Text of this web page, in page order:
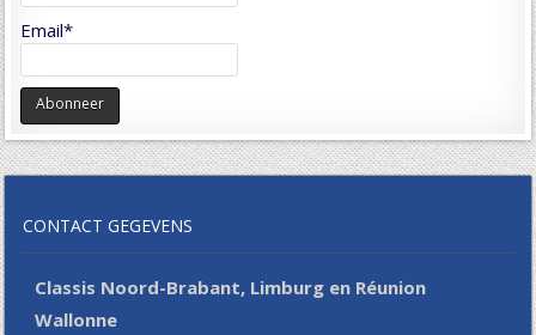
Email*
CONTACT GEGEVENS
Classis Noord-Brabant, Limburg en Réunion
Wallonne